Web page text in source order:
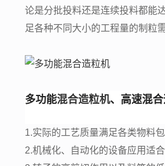
论是分批投料还是连续投料都能
足各种不同大小的工程量的制粒需
多功能混合造粒机、高速混合
1.实际的工艺质量满足各类物料
2.机械化、自动化的设备应用适